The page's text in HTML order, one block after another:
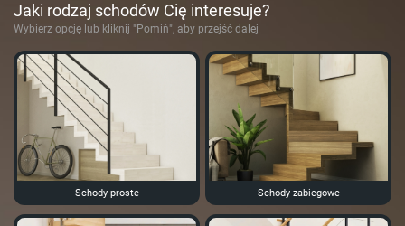
Jaki rodzaj schodów Cię interesuje?
Wybierz opcję lub kliknij "Pomiń", aby przejść dalej
Schody proste Schody zabiegowe